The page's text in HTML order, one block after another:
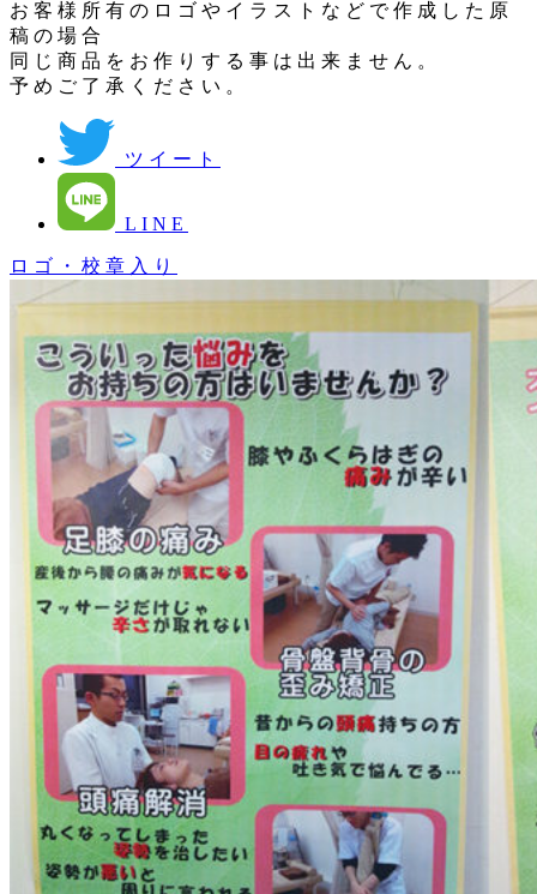
お客様所有のロゴやイラストなどで作成した原
稿の場合
同じ商品をお作りする事は出来ません。
予めご了承ください。
ツイート
LINE
ロゴ・校章入り